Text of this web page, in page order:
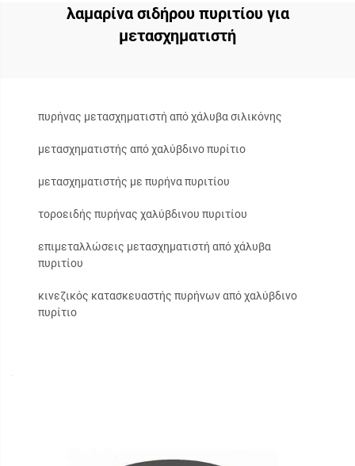
λαμαρίνα σιδήρου πυριτίου για
μετασχηματιστή
πυρήνας μετασχηματιστή από χάλυβα σιλικόνης
μετασχηματιστής από χαλύβδινο πυρίτιο
μετασχηματιστής με πυρήνα πυριτίου
τοροειδής πυρήνας χαλύβδινου πυριτίου
επιμεταλλώσεις μετασχηματιστή από χάλυβα
πυριτίου
κινεζικός κατασκευαστής πυρήνων από χαλύβδινο
πυρίτιο